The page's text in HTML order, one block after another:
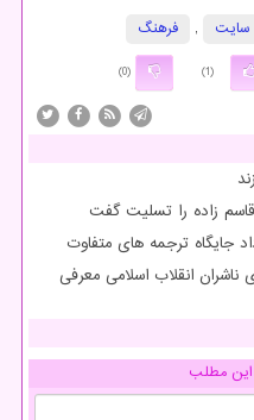
سایت ,
فرهنگ
(1)
(0)
زاده را تسلیت گفت
جایگاه ترجمه های متفاوت
ناشران انقلاب اسلامی معرفی
این مطلب